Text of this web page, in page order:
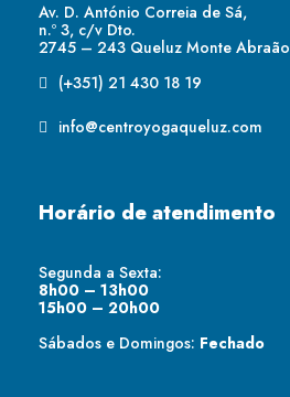
Av. D. António Correia de Sá,
n.º 3, c/v Dto.
2745 – 243 Queluz Monte Abraão
(+351) 21 430 18 19
info@centroyogaqueluz.com
Horário de atendimento
Segunda a Sexta:
8h00 – 13h00
15h00 – 20h00
Sábados e Domingos: Fechado